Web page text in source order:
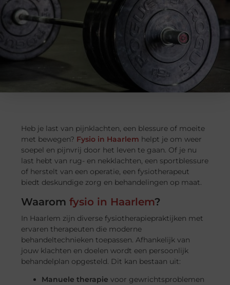
Heb je last van pijnklachten, een blessure of moeite
met bewegen? Fysio in Haarlem helpt je om weer
soepel en pijnvrij door het leven te gaan. Of je nu
last hebt van rug- en nekklachten, een sportblessure
of herstelt van een operatie, een fysiotherapeut
biedt deskundige zorg en behandelingen op maat.
Waaromfysio in Haarlem?
In Haarlem zijn diverse fysiotherapiepraktijken met
ervaren therapeuten die moderne
behandeltechnieken toepassen. Afhankelijk van
jouw klachten en doelen wordt een persoonlijk
behandelplan opgesteld. Dit kan bestaan uit:
Manuele therapie voor gewrichtsproblemen